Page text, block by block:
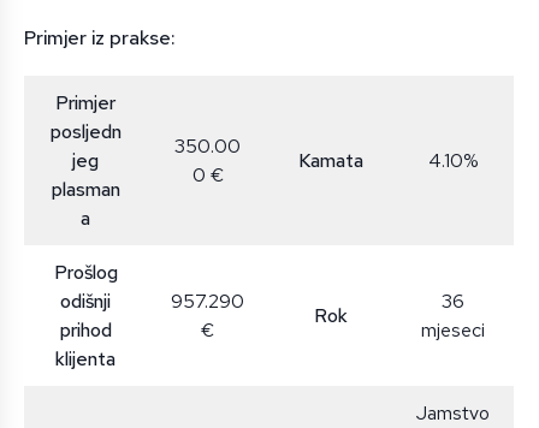
Primjer iz prakse:
Primjer
posljedn
jeg
plasman
a
350.00
0 €
Kamata 4.10%
Prošlog
odišnji
prihod
klijenta
957.290
€
Rok
36
mjeseci
Jamstvo